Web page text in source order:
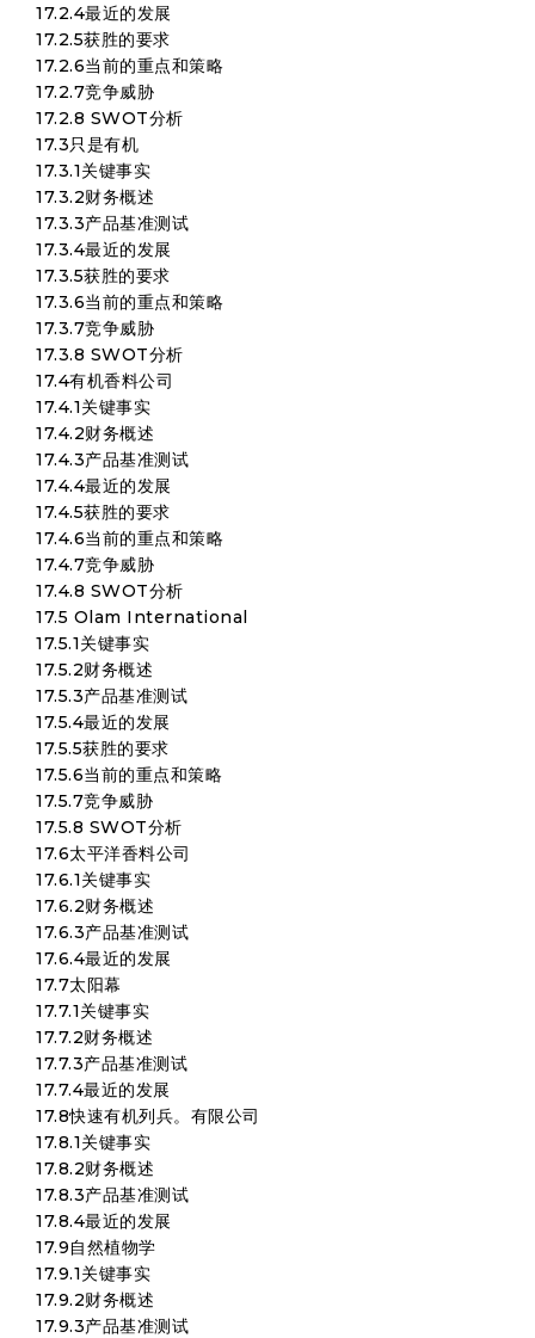
17.2.4最近的发展
17.2.5获胜的要求
17.2.6当前的重点和策略
17.2.7竞争威胁
17.2.8 SWOT分析
17.3只是有机
17.3.1关键事实
17.3.2财务概述
17.3.3产品基准测试
17.3.4最近的发展
17.3.5获胜的要求
17.3.6当前的重点和策略
17.3.7竞争威胁
17.3.8 SWOT分析
17.4有机香料公司
17.4.1关键事实
17.4.2财务概述
17.4.3产品基准测试
17.4.4最近的发展
17.4.5获胜的要求
17.4.6当前的重点和策略
17.4.7竞争威胁
17.4.8 SWOT分析
17.5 Olam International
17.5.1关键事实
17.5.2财务概述
17.5.3产品基准测试
17.5.4最近的发展
17.5.5获胜的要求
17.5.6当前的重点和策略
17.5.7竞争威胁
17.5.8 SWOT分析
17.6太平洋香料公司
17.6.1关键事实
17.6.2财务概述
17.6.3产品基准测试
17.6.4最近的发展
17.7太阳幕
17.7.1关键事实
17.7.2财务概述
17.7.3产品基准测试
17.7.4最近的发展
17.8快速有机列兵。有限公司
17.8.1关键事实
17.8.2财务概述
17.8.3产品基准测试
17.8.4最近的发展
17.9自然植物学
17.9.1关键事实
17.9.2财务概述
17.9.3产品基准测试